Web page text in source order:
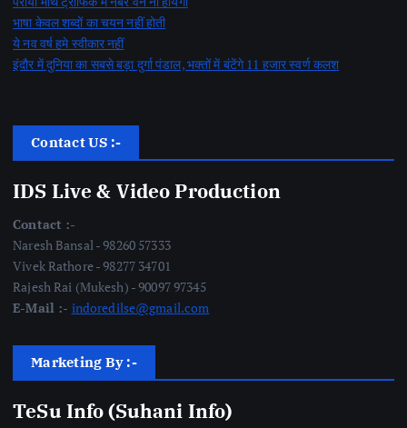
भाषा केवल शब्दों का चयन नहीं होती
ये नव वर्ष हमे स्वीकार नहीं
इंदौर में दुनिया का सबसे बड़ा दुर्गा पंडाल, भक्तों में बंटेंगे 11 हजार स्वर्ण कलश
Contact US :-
IDS Live & Video Production
Contact :-
Naresh Bansal - 98260 57333
Vivek Rathore - 98277 34701
Rajesh Rai (Mukesh) - 90097 97345
E-Mail :- indoredilse@gmail.com
Marketing By :-
TeSu Info (Suhani Info)